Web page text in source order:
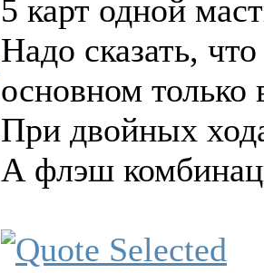
5 карт одной
Надо сказать,
основном
При двойных
А флэш